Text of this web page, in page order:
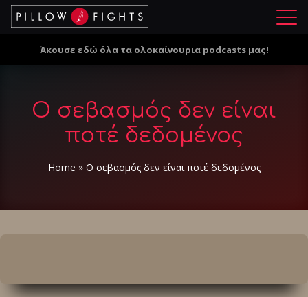
Μ
ο
Άκουσε εδώ όλα τα ολοκαίνουρια podcasts μας!
Ο σεβασμός δεν είναι
ποτέ δεδομένος
Home » Ο σεβασμός δεν είναι ποτέ δεδομένος